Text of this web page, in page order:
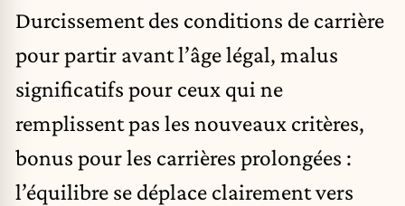
Durcissement des conditions de carrière
pour partir avant l’âge légal, malus
significatifs pour ceux qui ne
remplissent pas les nouveaux critères,
bonus pour les carrières prolongées :
l’équilibre se déplace clairement vers